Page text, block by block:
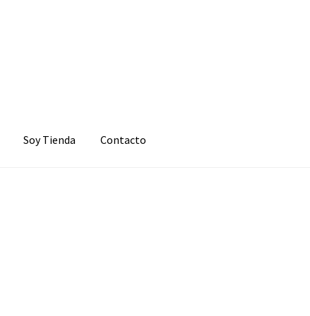
Soy Tienda Contacto